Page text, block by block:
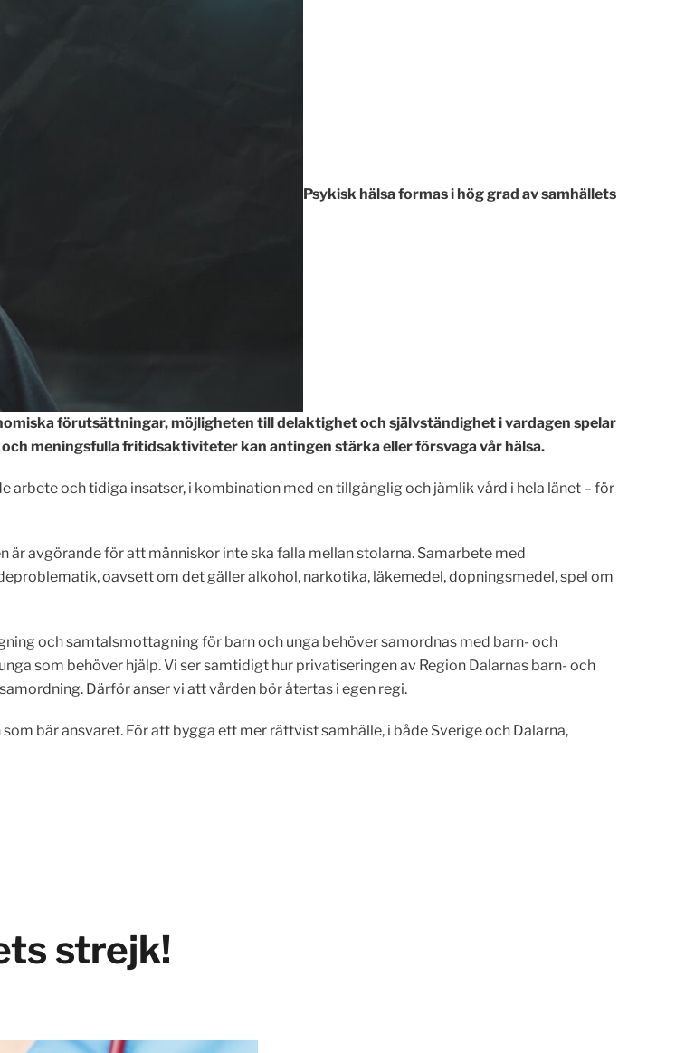
Psykisk hälsa formas i hög grad av samhällets
förutsättningar, möjligheten till delaktighet och självständighet i vardagen spelar
meningsfulla fritidsaktiviteter kan antingen stärka eller försvaga vår hälsa.
och tidiga insatser, i kombination med en tillgänglig och jämlik vård i hela länet – för
avgörande för att människor inte ska falla mellan stolarna. Samarbete med
oavsett om det gäller alkohol, narkotika, läkemedel, dopningsmedel, spel om
och samtalsmottagning för barn och unga behöver samordnas med barn- och
som behöver hjälp. Vi ser samtidigt hur privatiseringen av Region Dalarnas barn- och
Därför anser vi att vården bör återtas i egen regi.
bär ansvaret. För att bygga ett mer rättvist samhälle, i både Sverige och Dalarna,
strejk!